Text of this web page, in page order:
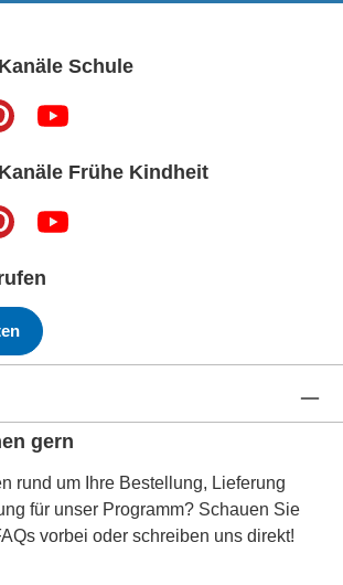
Schule
Frühe Kindheit
gern
rund um Ihre Bestellung, Lieferung
für unser Programm? Schauen Sie
vorbei oder schreiben uns direkt!